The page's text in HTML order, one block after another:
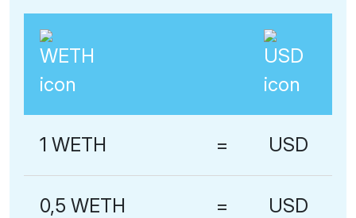
1 WETH = USD
0,5 WETH = USD